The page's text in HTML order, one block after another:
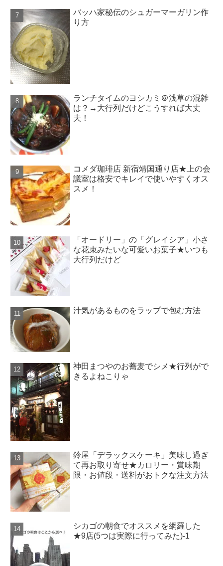
バッハ家秘伝のシュガーマーガリン作
り方
ランチタイムのヨシカミ＠浅草の混雑
は？→大行列だけどこうすれば大丈
夫！
コメダ珈琲店 新宿靖国通り店★上の会
議室は格安でキレイで使いやすくオス
スメ！
「オードリー」の「グレイシア」小さ
な花束みたいな可愛いお菓子★いつも
大行列だけど
汁気があるものをラップで包む方法
神田まつやのお蕎麦でシメ★行列がで
きるよねこりゃ
鈴屋「デラックスケーキ」美味し過ぎ
て再お取り寄せ★カロリー・賞味期
限・お値段・送料がおトクな注文方法
シカゴの朝食でオススメを網羅した
★9店(5つは実際に行ってみた)-1